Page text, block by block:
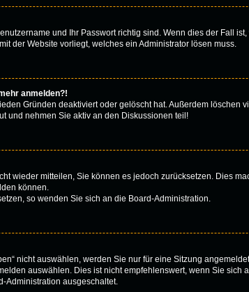
und Ihr Passwort richtig sind. Wenn dies der Fall
der Website vorliegt, welches ein Administrator lösen muss.
anmelden?!
Gründen deaktiviert oder gelöscht hat. Außerdem
und nehmen Sie aktiv an den Diskussionen teil!
wieder mitteilen, Sie können es jedoch zurücksetzen. Dies
können.
so wenden Sie sich an die Board-Administration.
nicht auswählen, werden Sie nur für eine Sitzung
auswählen. Dies ist nicht empfehlenswert, wenn Sie
Administration ausgeschaltet.